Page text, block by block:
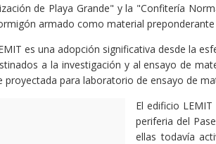
de Playa Grande" y la "Confitería
armado como material
es una adopción significativa desde la
a la investigación y al ensayo de
para laboratorio de ensayo de
El edificio
periferia del
ellas todavía